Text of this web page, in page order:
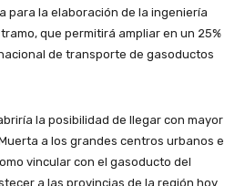
para la elaboración de la ingeniería
que permitirá ampliar en un 25%
de transporte de gasoductos
la posibilidad de llegar con mayor
a los grandes centros urbanos e
vincular con el gasoducto del
a las provincias de la región hoy